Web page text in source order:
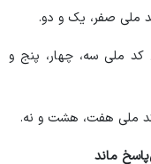
کد ملی سه، چهار، پنج و
ماند